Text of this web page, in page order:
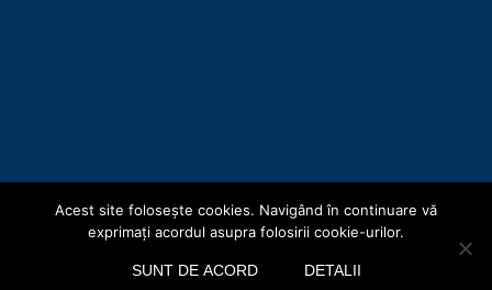
Copyright © Consiliul Județean Botoșani 2019
Hartă site Termeni și Condiții
Politica de confidențialitate
Acest site foloseşte cookies. Navigând în continuare vă
exprimaţi acordul asupra folosirii cookie-urilor.
SUNT DE ACORD DETALII